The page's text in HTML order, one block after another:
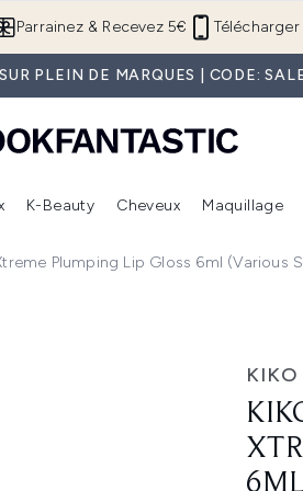
Passer au contenu principal
Télécharger
Parrainez & Recevez 5€
PLEIN DE MARQUES | CODE:
au sous-menu (Marques) Accédez au sous-menu (Nouveautés)Accédez au sous-menu (Beauty Box)
K-Beauty Cheveux Maquillage
Plumping Lip Gloss 6ml (Various
KIKO